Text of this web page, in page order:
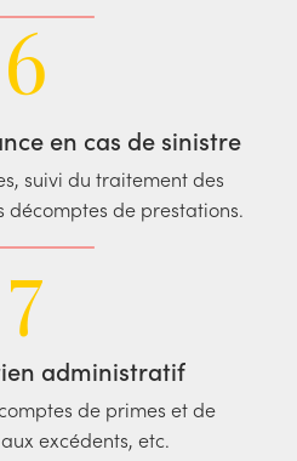
6
en cas de sinistre
suivi du traitement des
décomptes de prestations.
7
administratif
de primes et de
excédents, etc.